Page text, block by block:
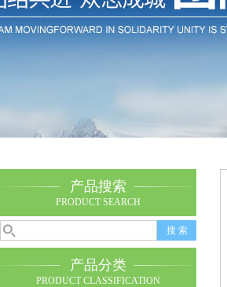
产品搜索
PRODUCT SEARCH
产品分类
PRODUCT CLASSIFICATION